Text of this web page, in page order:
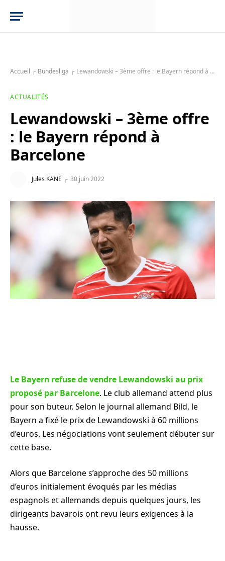
Accueil ┌ Bundesliga ┌ Lewandowski – 3ème offre : le Bayern répond à Barcelone
ACTUALITÉS
Lewandowski – 3ème offre
: le Bayern répond à
Barcelone
Jules KANE 30 juin 2022
Le Bayern refuse de vendre Lewandowski au prix
proposé par Barcelone. Le club allemand attend plus
pour son buteur. Selon le journal allemand Bild, le
Bayern a fixé le prix de Lewandowski à 60 millions
d’euros. Les négociations vont seulement débuter sur
cette base.
Alors que Barcelone s’approche des 50 millions
d’euros initialement évoqués par les médias
espagnols et allemands depuis quelques jours, les
dirigeants bavarois ont revu leurs exigences à la
hausse.